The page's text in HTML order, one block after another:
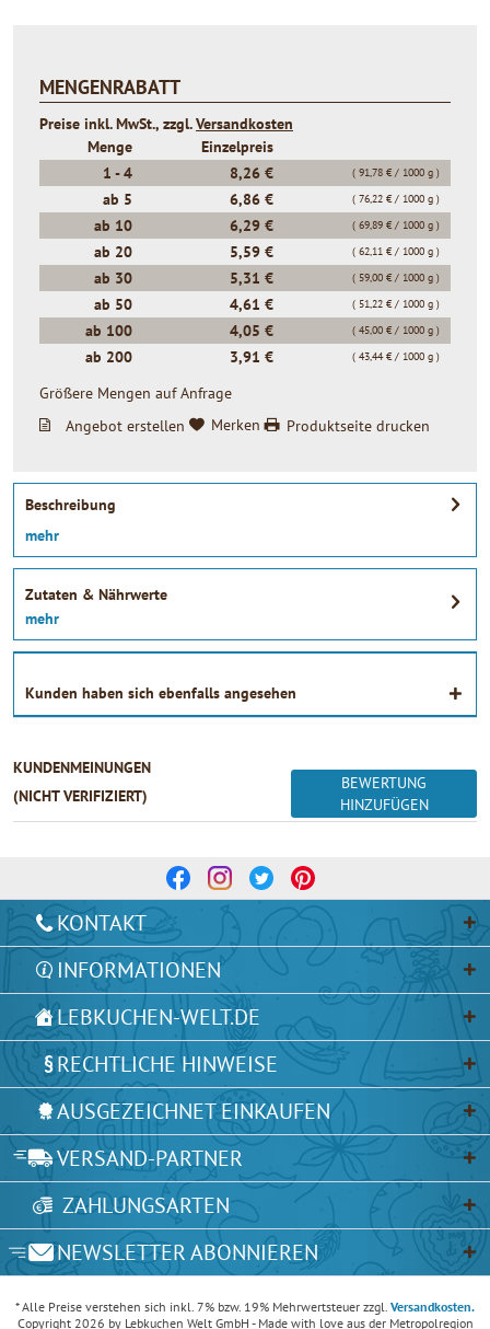
MENGENRABATT
Preise inkl. MwSt., zzgl.Versandkosten
Menge
Einzelpreis
1 -4 8,26 € ( 91,78 € / 1000 g )
ab 5 6,86 € ( 76,22 € / 1000 g )
ab 10 6,29 € ( 69,89 € / 1000 g )
ab 20 5,59 € ( 62,11 € / 1000 g )
ab 30 5,31 € ( 59,00 € / 1000 g )
ab 50 4,61 € ( 51,22 € / 1000 g )
ab 100 4,05 € ( 45,00 € / 1000 g )
ab 200 3,91 € ( 43,44 € / 1000 g )
Größere Mengen auf Anfrage
Angebot erstellen
Merken Produktseite drucken
Beschreibung
mehr
Zutaten & Nährwerte
mehr
Kunden haben sich ebenfalls angesehen
KUNDENMEINUNGEN
(NICHT VERIFIZIERT)
BEWERTUNG
HINZUFÜGEN
KONTAKT
INFORMATIONEN
LEBKUCHEN-WELT.DE
RECHTLICHE HINWEISE
AUSGEZEICHNET EINKAUFEN
VERSAND-PARTNER
ZAHLUNGSARTEN
NEWSLETTER ABONNIEREN
* Alle Preise verstehen sich inkl. 7% bzw. 19% Mehrwertsteuer zzgl. Versandkosten.
Copyright 2026 by Lebkuchen Welt GmbH - Made with love aus der Metropolregion